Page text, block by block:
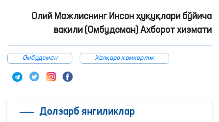
Олий Мажлиснинг Инсон ҳуқуқлари бўйича
вакили (Омбудсман) Ахборот хизмати
Омбудсман Халқаро ҳамкорлик
Долзарб янгиликлар